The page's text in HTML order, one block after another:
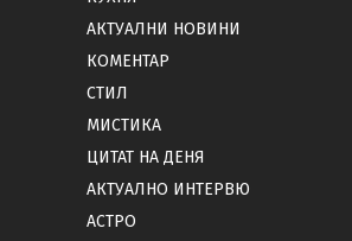
АКТУАЛНИ НОВИНИ
КОМЕНТАР
СТИЛ
МИСТИКА
ЦИТАТ НА ДЕНЯ
АКТУАЛНО ИНТЕРВЮ
АСТРО